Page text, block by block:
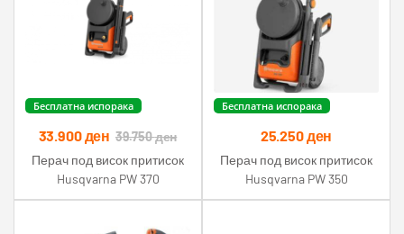
Бесплатна испорака
33.900 ден 39.750ден
Перач под висок притисок
Husqvarna PW 370
Бесплатна испорака
25.250 ден
Перач под висок притисок
Husqvarna PW 350